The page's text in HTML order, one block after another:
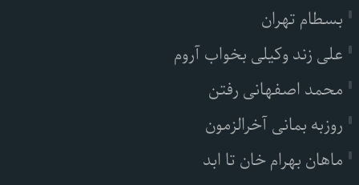
بسطام تهران
علی زند وکیلی بخواب آروم
محمد اصفهانی رفتن
روزبه بمانی آخرالزمون
ماهان بهرام خان تا ابد